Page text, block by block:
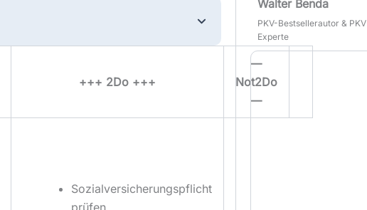
+++ 2Do +++
—
Not2Do
—
Sozialversicherungspflicht
prüfen
Walter Benda
PKV-Bestsellerautor & PKV
Experte